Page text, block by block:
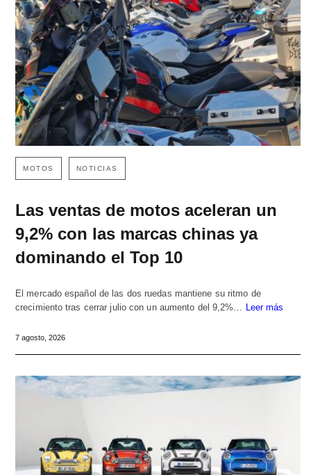
MOTOS NOTICIAS
Las ventas de motos aceleran un
9,2% con las marcas chinas ya
dominando el Top 10
El mercado español de las dos ruedas mantiene su ritmo de
crecimiento tras cerrar julio con un aumento del 9,2%… Leer más
7 agosto, 2026